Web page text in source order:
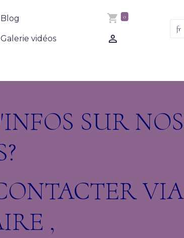
Blog
Galerie vidéos
0
SUR NOS
VIA
,